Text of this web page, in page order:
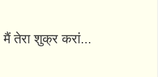
मैं तेरा शुक्र करां...